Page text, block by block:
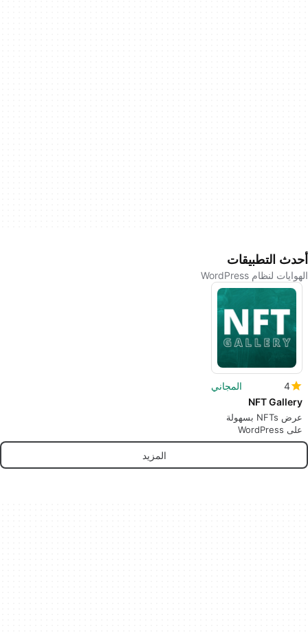
أحدث التطبيقات
الهوايات لنظام WordPress
4
المجاني
NFT Gallery
عرض NFTs بسهولة
على WordPress
المزيد